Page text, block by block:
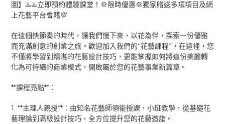
圖】 ♨️♨️立即預約體驗課堂！ 💢 限時優惠💢獨家贈送多項項目及網
上花藝平台會籍💯
在這個快節奏的時代，讓我們慢下來，以花為伴，探索一份優雅
而充滿創意的創業之旅。歡迎加入我們的“花藝課程”，在這裡，您
不僅將學習到精湛的花藝設計技巧，更能掌握如何將這份美麗轉
化為可持續的商業模式，開啟屬於您的花藝事業新篇章。
**課程亮點** ：
1. **主理人親授** ：由知名花藝師領銜授課，小班教學，從基礎花
藝理論到高級設計技巧，全方位提升您的花藝造詣。